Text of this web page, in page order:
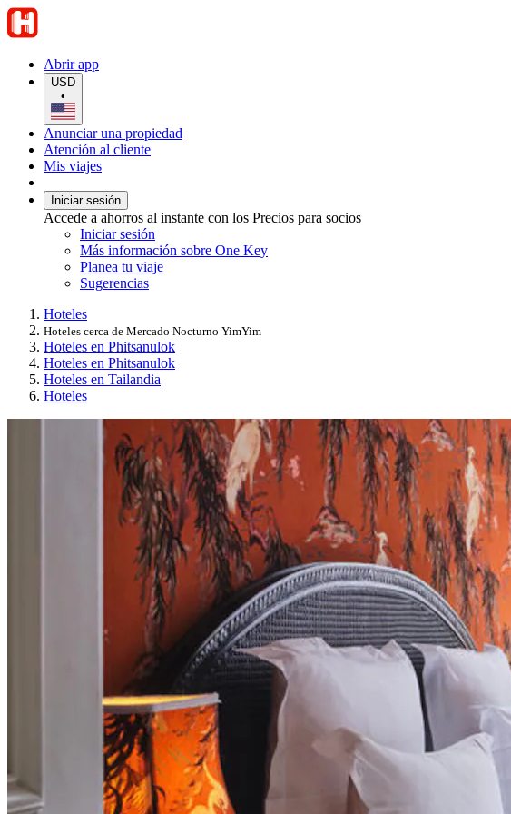
Abrir app
USD
•
Anunciar una propiedad
Atención al cliente
Mis viajes
Iniciar sesión
Accede a ahorros al instante con los Precios para socios
Iniciar sesión
Más información sobre One Key
Planea tu viaje
Sugerencias
Hoteles
Hoteles cerca de Mercado Nocturno YimYim
Hoteles en Phitsanulok
Hoteles en Phitsanulok
Hoteles en Tailandia
Hoteles